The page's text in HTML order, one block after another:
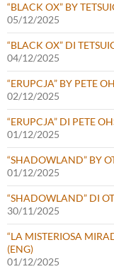
“BLACK OX” BY
05/12/2025
“BLACK OX” DI
04/12/2025
“ERUPCJA” BY PETE
02/12/2025
“ERUPCJA” DI PETE
01/12/2025
“SHADOWLAND” BY
01/12/2025
“SHADOWLAND” DI
30/11/2025
“LA MISTERIOSA
(ENG)
01/12/2025